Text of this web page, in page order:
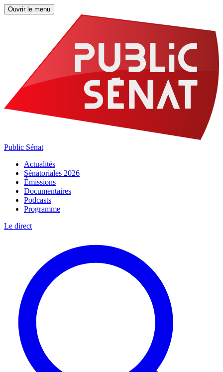
Ouvrir le menu
Public Sénat
Actualités
Sénatoriales 2026
Émissions
Documentaires
Podcasts
Programme
Le direct